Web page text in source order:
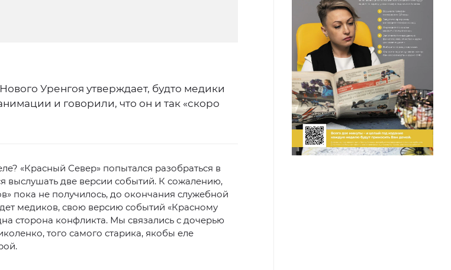
Уренгоя утверждает, будто медики
и говорили, что он и так «скоро
«Красный Север» попытался разобраться в
выслушать две версии событий. К сожалению,
пока не получилось, до окончания служебной
медиков, свою версию событий «Красному
сторона конфликта. Мы связались с дочерью
того самого старика, якобы еле